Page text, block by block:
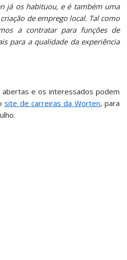
já os habituou, e é também uma
de emprego local. Tal como
a contratar para funções de
para a qualidade da experiência
e os interessados podem
site de carreiras da Worten, para